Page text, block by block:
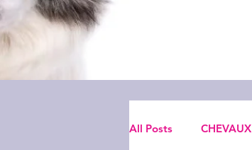
All Posts CHEVAUX